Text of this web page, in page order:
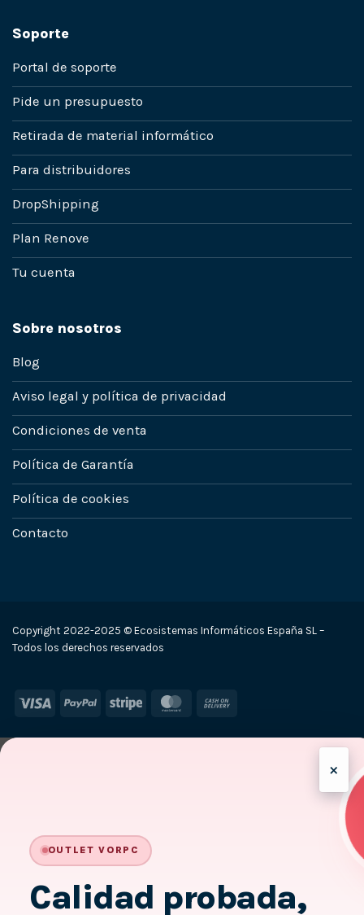
Soporte
Portal de soporte
Pide un presupuesto
Retirada de material informático
Para distribuidores
DropShipping
Plan Renove
Tu cuenta
Sobre nosotros
Blog
Aviso legal y política de privacidad
Condiciones de venta
Política de Garantía
Política de cookies
Contacto
Copyright 2022-2025 © Ecosistemas Informáticos España SL –
Todos los derechos reservados
Visa PayPal Stripe MasterCard
×
-
OUTLET VORPC
Calidad probada,